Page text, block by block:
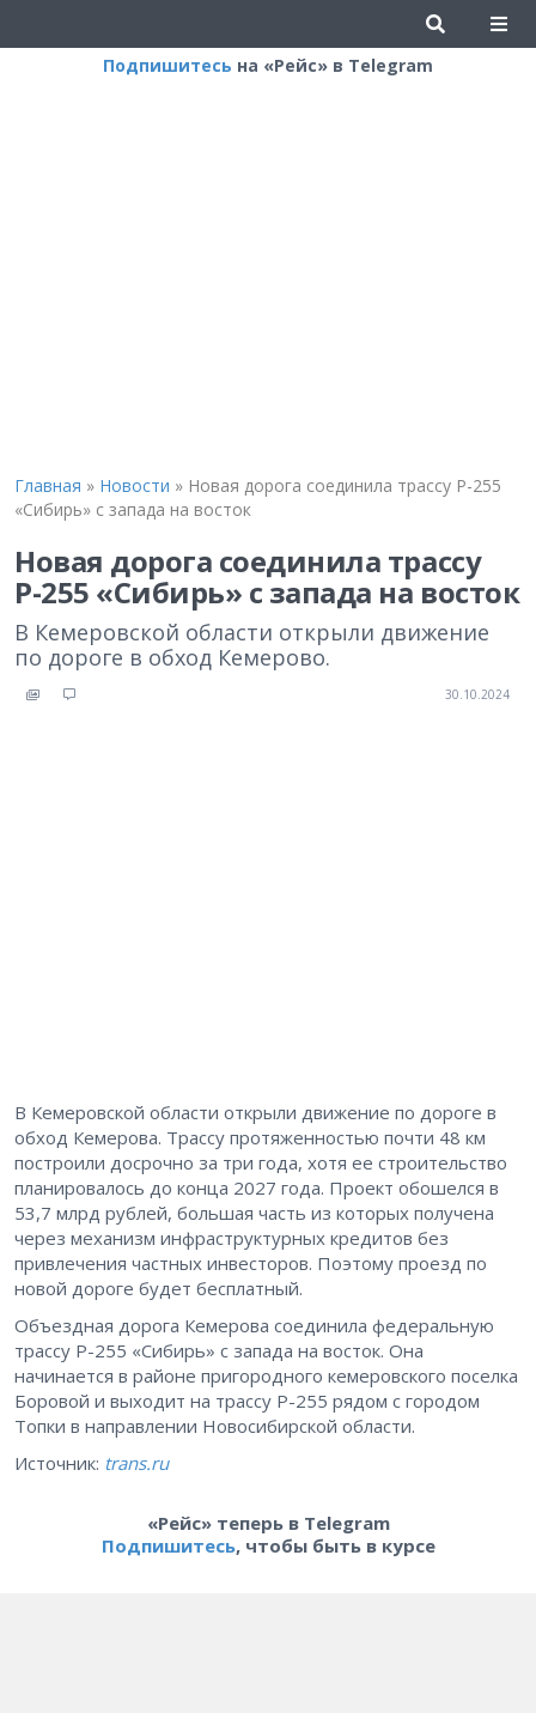
Подпишитесь на «Рейс» в Telegram
Главная » Новости » Новая дорога соединила трассу Р-255
«Сибирь» с запада на восток
Новая дорога соединила трассу
Р-255 «Сибирь» с запада на восток
В Кемеровской области открыли движение
по дороге в обход Кемерово.
30.10.2024
В Кемеровской области открыли движение по дороге в
обход Кемерова. Трассу протяженностью почти 48 км
построили досрочно за три года, хотя ее строительство
планировалось до конца 2027 года. Проект обошелся в
53,7 млрд рублей, большая часть из которых получена
через механизм инфраструктурных кредитов без
привлечения частных инвесторов. Поэтому проезд по
новой дороге будет бесплатный.
Объездная дорога Кемерова соединила федеральную
трассу Р-255 «Сибирь» с запада на восток. Она
начинается в районе пригородного кемеровского поселка
Боровой и выходит на трассу Р-255 рядом с городом
Топки в направлении Новосибирской области.
Источник: trans.ru
«Рейс» теперь в Telegram
Подпишитесь, чтобы быть в курсе